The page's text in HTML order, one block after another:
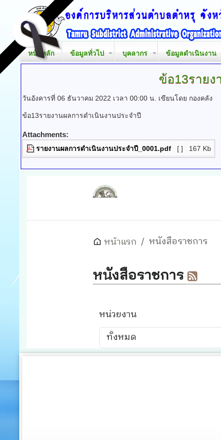
หน้าหลัก ข้อมูลทั่วไป บุคลากร ข้อมูลดำเนินงาน
ข้อ13รายง
วันอังคารที่ 06 ธันวาคม 2022 เวลา 00:00 น. เขียนโดย กองคลัง
ข้อ13รายงานผลการดำเนินงานประจำปี
Attachments:
รายงานผลการดำเนินงานประจำปี_0001.pdf [ ] 167 Kb